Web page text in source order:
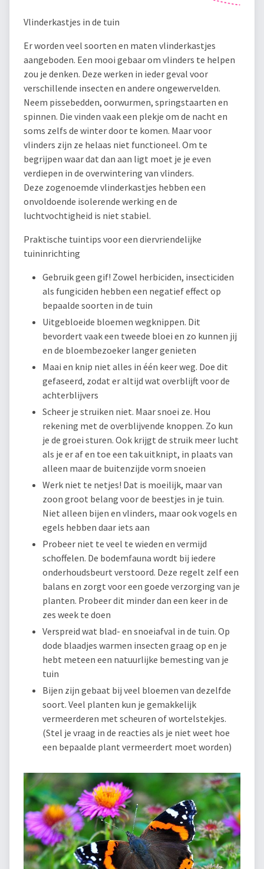
Vlinderkastjes in de tuin
Er worden veel soorten en maten vlinderkastjes
aangeboden. Een mooi gebaar om vlinders te helpen
zou je denken. Deze werken in ieder geval voor
verschillende insecten en andere ongewervelden.
Neem pissebedden, oorwurmen, springstaarten en
spinnen. Die vinden vaak een plekje om de nacht en
soms zelfs de winter door te komen. Maar voor
vlinders zijn ze helaas niet functioneel. Om te
begrijpen waar dat dan aan ligt moet je je even
verdiepen in de overwintering van vlinders.
Deze zogenoemde vlinderkastjes hebben een
onvoldoende isolerende werking en de
luchtvochtigheid is niet stabiel.
Praktische tuintips voor een diervriendelijke
tuininrichting
Gebruik geen gif! Zowel herbiciden, insecticiden
als fungiciden hebben een negatief effect op
bepaalde soorten in de tuin
Uitgebloeide bloemen wegknippen. Dit
bevordert vaak een tweede bloei en zo kunnen jij
en de bloembezoeker langer genieten
Maai en knip niet alles in één keer weg. Doe dit
gefaseerd, zodat er altijd wat overblijft voor de
achterblijvers
Scheer je struiken niet. Maar snoei ze. Hou
rekening met de overblijvende knoppen. Zo kun
je de groei sturen. Ook krijgt de struik meer lucht
als je er af en toe een tak uitknipt, in plaats van
alleen maar de buitenzijde vorm snoeien
Werk niet te netjes! Dat is moeilijk, maar van
zoon groot belang voor de beestjes in je tuin.
Niet alleen bijen en vlinders, maar ook vogels en
egels hebben daar iets aan
Probeer niet te veel te wieden en vermijd
schoffelen. De bodemfauna wordt bij iedere
onderhoudsbeurt verstoord. Deze regelt zelf een
balans en zorgt voor een goede verzorging van je
planten. Probeer dit minder dan een keer in de
zes week te doen
Verspreid wat blad- en snoeiafval in de tuin. Op
dode blaadjes warmen insecten graag op en je
hebt meteen een natuurlijke bemesting van je
tuin
Bijen zijn gebaat bij veel bloemen van dezelfde
soort. Veel planten kun je gemakkelijk
vermeerderen met scheuren of wortelstekjes.
(Stel je vraag in de reacties als je niet weet hoe
een bepaalde plant vermeerdert moet worden)